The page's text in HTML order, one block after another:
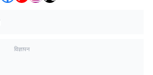
विज्ञापन